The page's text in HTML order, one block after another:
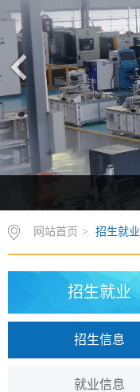
网站首页 > 招生就业
招生就业
招生信息
就业信息